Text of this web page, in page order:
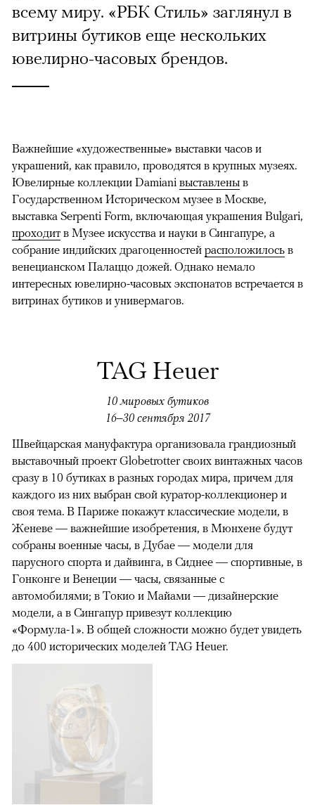
всему миру. «РБК Стиль» заглянул в
витрины бутиков еще нескольких
ювелирно-часовых брендов.
Важнейшие «художественные» выставки часов и
украшений, как правило, проводятся в крупных музеях.
Ювелирные коллекции Damiani выставлены в
Государственном Историческом музее в Москве,
выставка Serpenti Form, включающая украшения Bulgari,
проходит в Музее искусства и науки в Сингапуре, а
собрание индийских драгоценностей расположилось в
венецианском Палаццо дожей. Однако немало
интересных ювелирно-часовых экспонатов встречается в
витринах бутиков и универмагов.
TAG Heuer
10 мировых бутиков
16–30 сентября 2017
Швейцарская мануфактура организовала грандиозный
выставочный проект Globetrotter своих винтажных часов
сразу в 10 бутиках в разных городах мира, причем для
каждого из них выбран свой куратор-коллекционер и
своя тема. В Париже покажут классические модели, в
Женеве — важнейшие изобретения, в Мюнхене будут
собраны военные часы, в Дубае — модели для
парусного спорта и дайвинга, в Сиднее — спортивные, в
Гонконге и Венеции — часы, связанные с
автомобилями; в Токио и Майами — дизайнерские
модели, а в Сингапур привезут коллекцию
«Формула-1». В общей сложности можно будет увидеть
до 400 исторических моделей TAG Heuer.